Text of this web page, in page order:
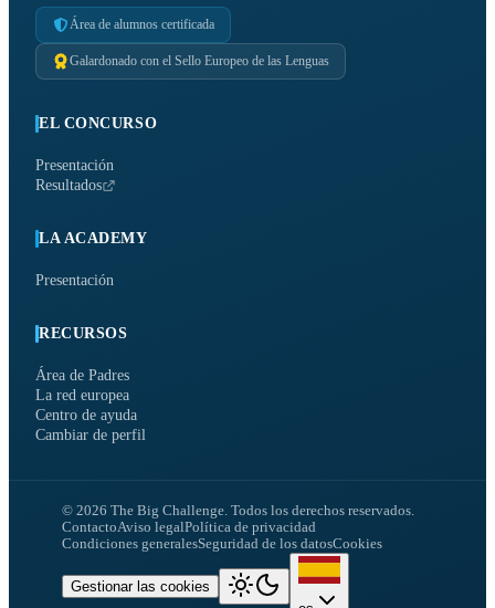
Área de alumnos certificada
Galardonado con el Sello Europeo de las Lenguas
EL CONCURSO
Presentación
Resultados
LA ACADEMY
Presentación
RECURSOS
Área de Padres
La red europea
Centro de ayuda
Cambiar de perfil
© 2026 The Big Challenge. Todos los derechos reservados.
ContactoAviso legalPolítica de privacidad
Condiciones generalesSeguridad de los datosCookies
Gestionar las cookies